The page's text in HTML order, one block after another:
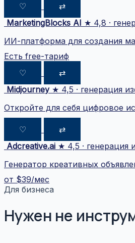
♡
⇄
MarketingBlocks AI ★ 4,8 ·
ИИ-платформа для создания
Есть free-тариф
♡
⇄
Midjourney ★ 4,5 · генерация
Откройте для себя цифровое
♡
⇄
Adcreative.ai ★ 4,5 · генерация
Генератор креативных
от $39/мес
Для бизнеса
Нужен не